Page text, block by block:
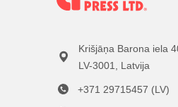
Krišjāņa Barona iela
LV-3001, Latvija
+371 29715457 (LV)